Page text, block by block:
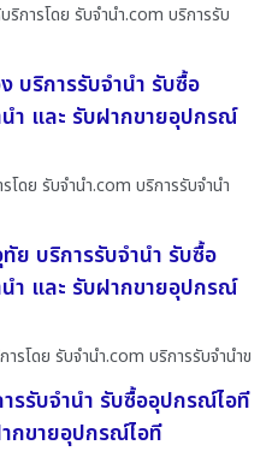
ริการโดย รับจํานํา.com บริการรับ
บริการรับจำนำ รับซื้อ
ำ และ รับฝากขายอุปกรณ์
โดย รับจํานํา.com บริการรับจำนำ
ย บริการรับจำนำ รับซื้อ
ำ และ รับฝากขายอุปกรณ์
รโดย รับจํานํา.com บริการรับจำนำข
รรับจำนำ รับซื้ออุปกรณ์ไอที
กขายอุปกรณ์ไอที